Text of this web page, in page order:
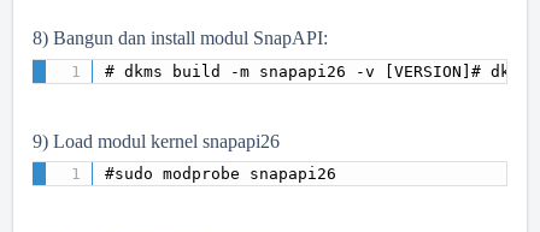
8) Bangun dan install modul SnapAPI:
# dkms build -m snapapi26 -v [VERSION]#
9) Load modul kernel snapapi26
#sudo modprobe snapapi26